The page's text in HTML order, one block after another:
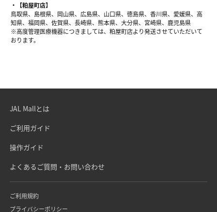
【粕屋町店】
鳥取県、島根県、岡山県、広島県、山口県、徳島県、香川県、愛媛県、高
知県、福岡県、佐賀県、長崎県、熊本県、大分県、宮崎県、鹿児島県
※高度管理医療機器につきましては、粕屋町店より発送させていただいて
おります。
JAL Mallとは
ご利用ガイド
操作ガイド
よくあるご質問・お問い合わせ
ご利用規約
プライバシーポリシー